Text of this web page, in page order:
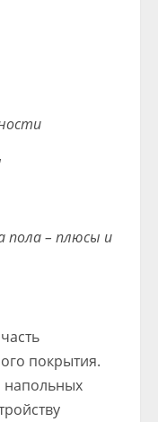
пола – плюсы и
покрытия.
напольных